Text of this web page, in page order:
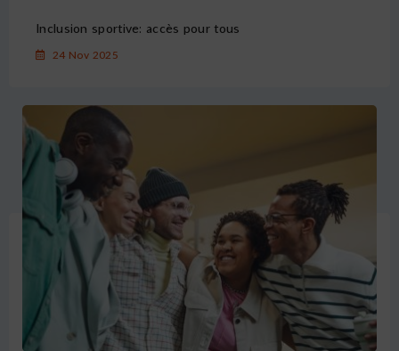
Inclusion sportive: accès pour tous
24 Nov 2025